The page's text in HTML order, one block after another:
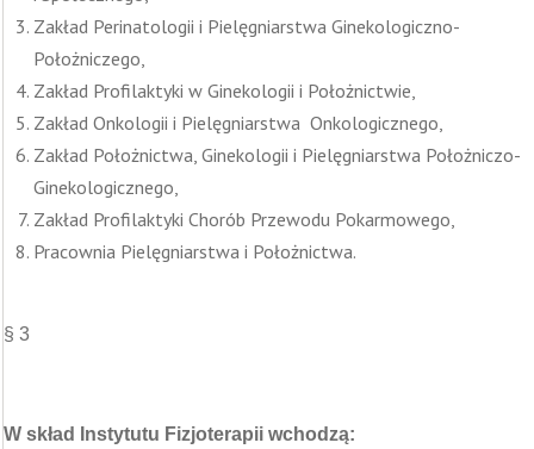
Zakład Perinatologii i Pielęgniarstwa Ginekologiczno-
Położniczego,
Zakład Profilaktyki w Ginekologii i Położnictwie,
Zakład Onkologii i Pielęgniarstwa Onkologicznego,
Zakład Położnictwa, Ginekologii i Pielęgniarstwa Położniczo-
Ginekologicznego,
Zakład Profilaktyki Chorób Przewodu Pokarmowego,
Pracownia Pielęgniarstwa i Położnictwa.
§ 3
W skład Instytutu Fizjoterapii wchodzą: